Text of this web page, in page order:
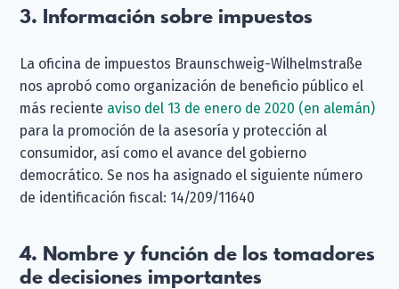
3. Información sobre impuestos
La oficina de impuestos Braunschweig-Wilhelmstraße
nos aprobó como organización de beneficio público el
más reciente aviso del 13 de enero de 2020 (en alemán)
para la promoción de la asesoría y protección al
consumidor, así como el avance del gobierno
democrático. Se nos ha asignado el siguiente número
de identificación fiscal: 14/209/11640
4. Nombre y función de los tomadores
de decisiones importantes